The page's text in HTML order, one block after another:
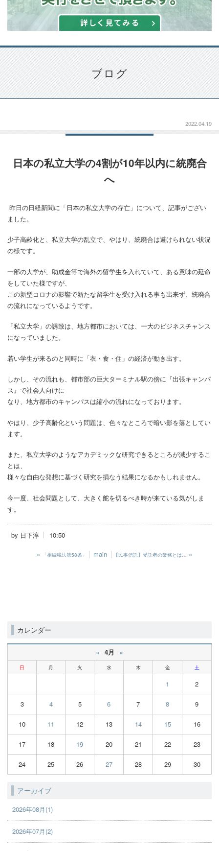
ブログ
2022.04.19
日本の私立大学の4割が10年以内に統廃合
へ
昨日の日経新聞に「日本の私立大学の存亡」について、記事がござい
ました。
少子高齢化と、私立大学の乱立で、やはり、統廃合は避けられない状況
の様です。
一部の大学が、助成金等で海外の留学生を入れていて、ある意味の延命
をしていた様ですが、
この新型コロナの影響で新たな留学生を受け入れる事も出来ず、統廃合
の流れになっているようです。
「私立大学」の誘致は、地方都市においては、一大のビジネスチャンス
になっていました。
若い学生が来るのと同時に「衣・食・住」の経済が動き出す。
しかし、その流れも、都市部の巨大ターミナル駅の傍に『出張キャンパ
ス』で社会人向けに
なり、地方都市のキャンパスは縮小の流れになっております。
やはり、少子高齢化という問題は、色々なところで暗い影を落としてい
ます。
また、私立大学のようなアカデミックな研究できるところが減少するこ
とは、
様々な自由な発想に基づく研究を損なう結果になるかもしれません。
今一度、社会問題として、大きく舵を切るべき時が来ている気がしま
す。
by 日下淳 10:50
« 「相続税法第58条」 main 【民事信託】受託者の業務とは… »
カレンダー
« 4月 »
日 月 火 水 木 金 土
1 2
3 4 5 6 7 8 9
10 11 12 13 14 15 16
17 18 19 20 21 22 23
24 25 26 27 28 29 30
アーカイブ
2026年08月(1)
2026年07月(2)